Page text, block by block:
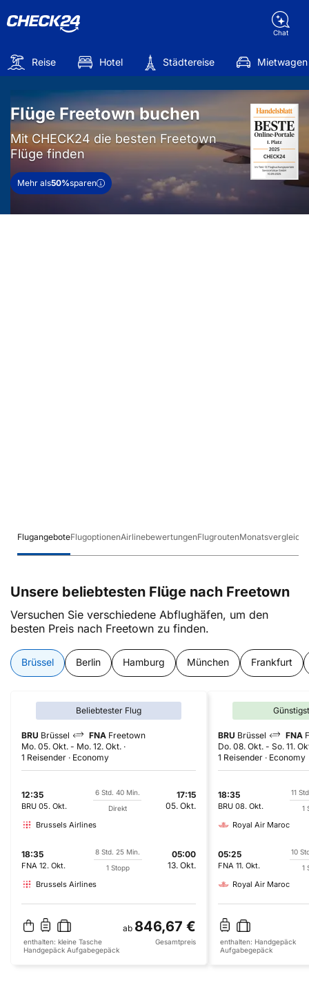
Chat
Reise Hotel Städtereise Mietwagen
Flüge Freetown buchen
Mit CHECK24 die besten Freetown
Flüge finden
Mehr als50%sparen
FlugangeboteFlugoptionenAirlinebewertungenFlugroutenMonatsvergleich
Unsere beliebtesten Flüge nach Freetown
Versuchen Sie verschiedene Abflughäfen, um den
besten Preis nach Freetown zu finden.
Brüssel Berlin Hamburg München Frankfurt
Beliebtester Flug
BRU Brüssel FNA Freetown
Mo. 05. Okt. - Mo. 12. Okt.
1 Reisender
Economy
12:35
BRU 05. Okt.
6 Std. 40 Min.
Direkt
17:15
05. Okt.
Brussels Airlines
18:35
FNA 12. Okt.
8 Std. 25 Min.
1 Stopp
05:00
13. Okt.
Brussels Airlines
ab 846,67 €
enthalten: kleine Tasche
Handgepäck Aufgabegepäck
Gesamtpreis
BRU Brüssel FNA
Do. 08. Okt. - So. 11.
1 Reisender
Economy
18:35
BRU 08. Okt.
11
1
Royal Air Maroc
05:25
FNA 11. Okt.
10
1
Royal Air Maroc
enthalten: Handgepäck
Aufgabegepäck